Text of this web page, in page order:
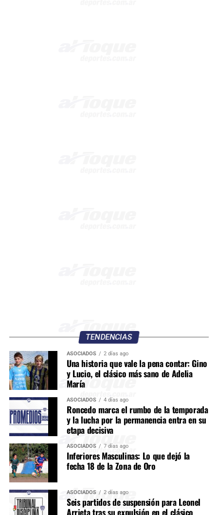
TENDENCIAS
ASOCIADOS 2 días ago
Una historia que vale la pena contar: Gino
y Lucio, el clásico más sano de Adelia
María
ASOCIADOS 4 días ago
Roncedo marca el rumbo de la temporada
y la lucha por la permanencia entra en su
etapa decisiva
ASOCIADOS 7 días ago
Inferiores Masculinas: Lo que dejó la
fecha 18 de la Zona de Oro
ASOCIADOS 2 días ago
Seis partidos de suspensión para Leonel
Arrieta tras su expulsión en el clásico